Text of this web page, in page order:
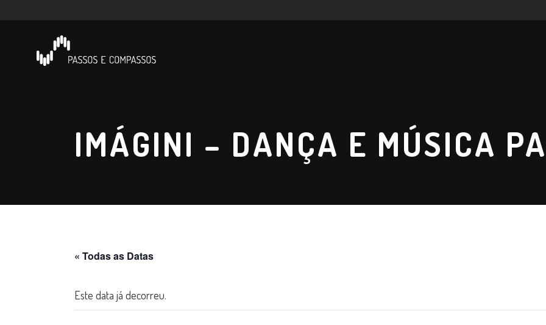
IMÁGINI – DANÇA E MÚSICA
« Todas as Datas
Este data já decorreu.